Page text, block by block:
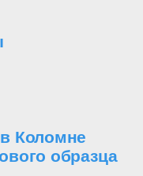
Коломне
образца